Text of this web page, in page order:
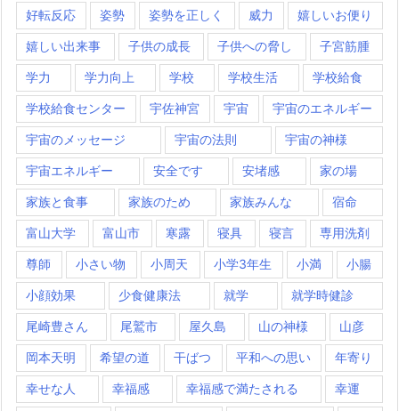
好転反応 姿勢 姿勢を正しく 威力 嬉しいお便り
嬉しい出来事 子供の成長 子供への脅し 子宮筋腫
学力 学力向上 学校 学校生活 学校給食
学校給食センター 宇佐神宮 宇宙 宇宙のエネルギー
宇宙のメッセージ 宇宙の法則 宇宙の神様
宇宙エネルギー 安全です 安堵感 家の場
家族と食事 家族のため 家族みんな 宿命
富山大学 富山市 寒露 寝具 寝言 専用洗剤
尊師 小さい物 小周天 小学3年生 小満 小腸
小顔効果 少食健康法 就学 就学時健診
尾崎豊さん 尾鷲市 屋久島 山の神様 山彦
岡本天明 希望の道 干ばつ 平和への思い 年寄り
幸せな人 幸福感 幸福感で満たされる 幸運